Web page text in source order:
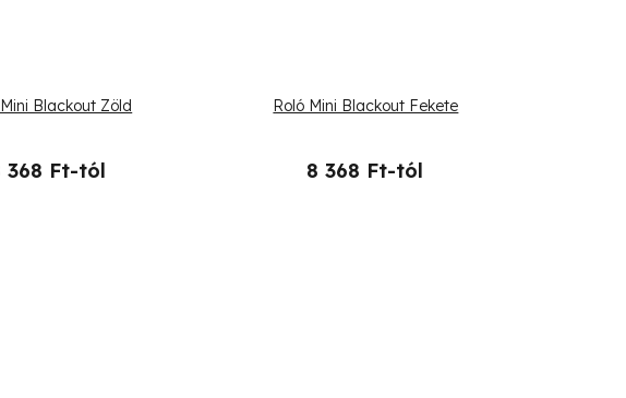
Blackout Zöld
368 Ft-tól
Roló Mini Blackout Fekete
8 368 Ft-tól